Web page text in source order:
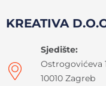
KREATIVA
Sjedište:
Ostrogovićeva
10010 Zagreb